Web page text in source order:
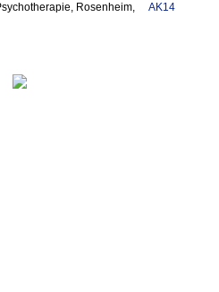
Rosenheim,
AK14